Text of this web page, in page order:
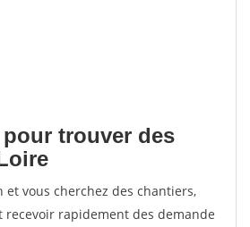
trouver des
et vous cherchez des chantiers,
recevoir rapidement des demande